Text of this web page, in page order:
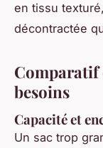
en tissu
décontractée
Comparatif
besoins
Capacité et
Un sac trop